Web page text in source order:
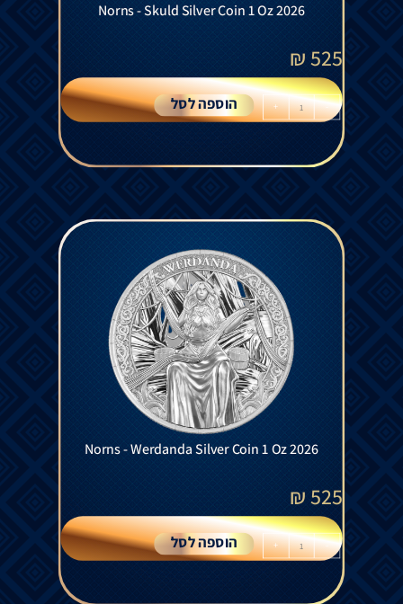
Norns - Skuld Silver Coin 1 Oz 2026
525
₪
-
+ הוספה לסל
Norns - Werdanda Silver Coin 1 Oz 2026
525
₪
-
+ הוספה לסל